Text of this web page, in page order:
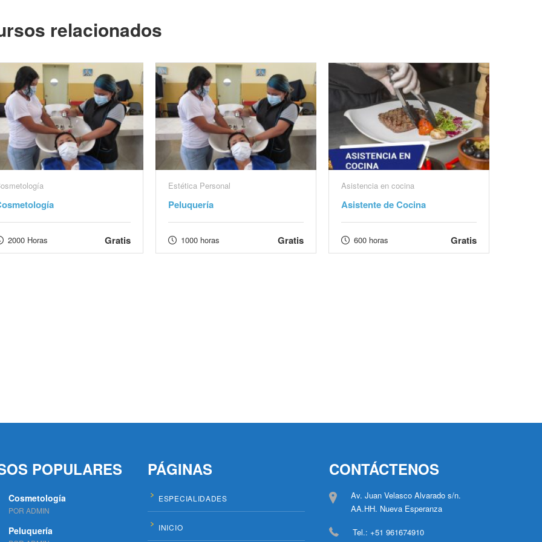
relacionados
2000 Horas Gratis
Estética Personal
Peluquería
1000 horas Gratis
Asistencia en cocina
Asistente de Cocina
600 horas Gratis
POPULARES
Cosmetología
POR ADMIN
Peluquería
PÁGINAS
ESPECIALIDADES
INICIO
CONTÁCTENOS
Av. Juan Velasco Alvarado s/n.
AA.HH. Nueva Esperanza
Tel.: +51 961674910